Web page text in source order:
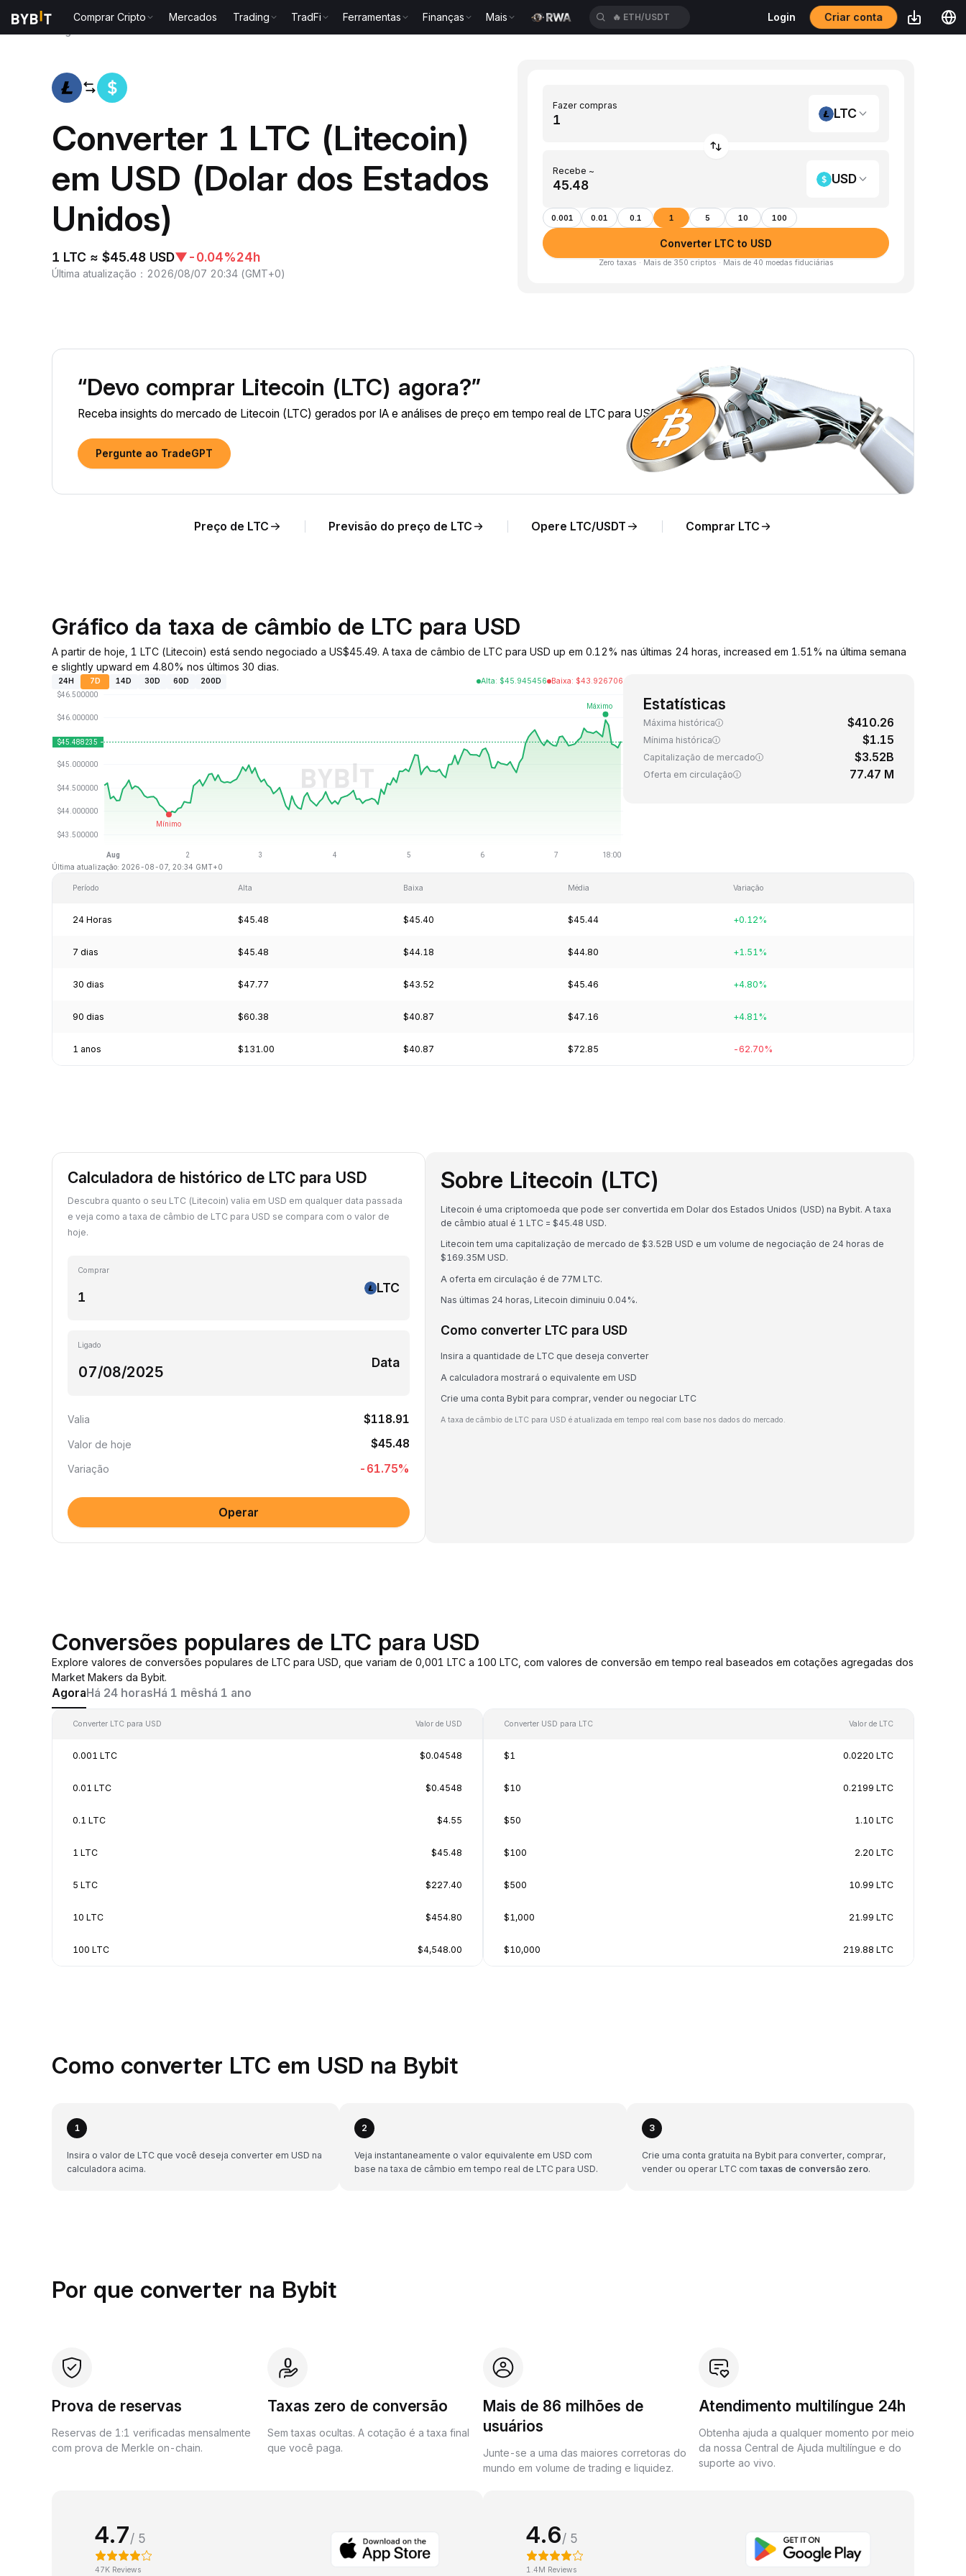
Comprar Cripto Mercados Trading TradFi Ferramentas Finanças Mais 🔥 ETH/USDT Login Criar conta
Converter 1 LTC (Litecoin)
em USD (Dolar dos Estados
Unidos)
1 LTC ≈ $45.48 USD▼-0.04%24h
Última atualização ： 2026/08/07 20:34 (GMT+0)
Fazer compras
LTC
Recebe ~
USD
0.001 0.01 0.1 1 5 10 100
Converter LTC to USD
Zero taxas · Mais de 350 criptos · Mais de 40 moedas fiduciárias
“Devo comprar Litecoin (LTC) agora?”
Receba insights do mercado de Litecoin (LTC) gerados por IA e análises de preço em tempo real de LTC para USD.
Pergunte ao TradeGPT
Preço de LTC Previsão do preço de LTC Opere LTC/USDT Comprar LTC
Gráfico da taxa de câmbio de LTC para USD
A partir de hoje, 1 LTC (Litecoin) está sendo negociado a US$45.49. A taxa de câmbio de LTC para USD up em 0.12% nas últimas 24 horas, increased em 1.51% na última semana
e slightly upward em 4.80% nos últimos 30 dias.
24H 7D 14D 30D 60D 200D Alta: $45.945456 Baixa: $43.926706
Última atualização: 2026-08-07, 20:34 GMT+0
Estatísticas
Máxima histórica $410.26
Mínima histórica $1.15
Capitalização de mercado $3.52B
Oferta em circulação 77.47 M
Período Alta Baixa Média Variação
24 Horas $45.48 $45.40 $45.44 +0.12%
7 dias $45.48 $44.18 $44.80 +1.51%
30 dias $47.77 $43.52 $45.46 +4.80%
90 dias $60.38 $40.87 $47.16 +4.81%
1 anos $131.00 $40.87 $72.85 -62.70%
Calculadora de histórico de LTC para USD
Descubra quanto o seu LTC (Litecoin) valia em USD em qualquer data passada
e veja como a taxa de câmbio de LTC para USD se compara com o valor de
hoje.
Comprar
LTC
Ligado
Data
Valia $118.91
Valor de hoje $45.48
Variação -61.75%
Operar
Sobre Litecoin (LTC)
Litecoin é uma criptomoeda que pode ser convertida em Dolar dos Estados Unidos (USD) na Bybit. A taxa
de câmbio atual é 1 LTC = $45.48 USD.
Litecoin tem uma capitalização de mercado de $3.52B USD e um volume de negociação de 24 horas de
$169.35M USD.
A oferta em circulação é de 77M LTC.
Nas últimas 24 horas, Litecoin diminuiu 0.04%.
Como converter LTC para USD
Insira a quantidade de LTC que deseja converter
A calculadora mostrará o equivalente em USD
Crie uma conta Bybit para comprar, vender ou negociar LTC
A taxa de câmbio de LTC para USD é atualizada em tempo real com base nos dados do mercado.
Conversões populares de LTC para USD
Explore valores de conversões populares de LTC para USD, que variam de 0,001 LTC a 100 LTC, com valores de conversão em tempo real baseados em cotações agregadas dos
Market Makers da Bybit.
AgoraHá 24 horasHá 1 mêshá 1 ano
Converter LTC para USD Valor de USD
0.001 LTC $0.04548
0.01 LTC $0.4548
0.1 LTC $4.55
1 LTC $45.48
5 LTC $227.40
10 LTC $454.80
100 LTC $4,548.00
Converter USD para LTC Valor de LTC
$1 0.0220 LTC
$10 0.2199 LTC
$50 1.10 LTC
$100 2.20 LTC
$500 10.99 LTC
$1,000 21.99 LTC
$10,000 219.88 LTC
Como converter LTC em USD na Bybit
1
Insira o valor de LTC que você deseja converter em USD na
calculadora acima.
2
Veja instantaneamente o valor equivalente em USD com
base na taxa de câmbio em tempo real de LTC para USD.
3
Crie uma conta gratuita na Bybit para converter, comprar,
vender ou operar LTC com taxas de conversão zero.
Por que converter na Bybit
Prova de reservas
Reservas de 1:1 verificadas mensalmente
com prova de Merkle on-chain.
Taxas zero de conversão
Sem taxas ocultas. A cotação é a taxa final
que você paga.
Mais de 86 milhões de
usuários
Junte-se a uma das maiores corretoras do
mundo em volume de trading e liquidez.
Atendimento multilíngue 24h
Obtenha ajuda a qualquer momento por meio
da nossa Central de Ajuda multilíngue e do
suporte ao vivo.
4.7/ 5
47K Reviews
4.6/ 5
1.4M Reviews